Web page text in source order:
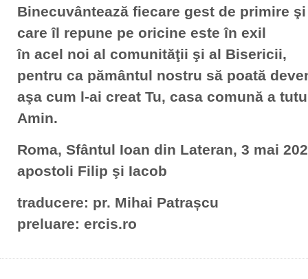
Binecuvântează fiecare gest de primire
care îl repune pe oricine este în exil
în acel noi al comunităţii şi al Bisericii,
pentru ca pământul nostru să poată
aşa cum l-ai creat Tu, casa comună a
Amin.
Roma, Sfântul Ioan din Lateran, 3 mai
apostoli Filip şi Iacob
traducere: pr. Mihai Patrașcu
preluare: ercis.ro